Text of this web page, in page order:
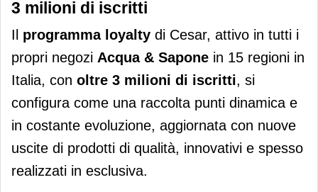
3 milioni di iscritti
Il programma loyalty di Cesar, attivo in tutti i
propri negozi Acqua & Sapone in 15 regioni in
Italia, con oltre 3 milioni di iscritti, si
configura come una raccolta punti dinamica e
in costante evoluzione, aggiornata con nuove
uscite di prodotti di qualità, innovativi e spesso
realizzati in esclusiva.